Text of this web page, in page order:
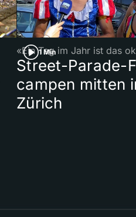
1 Min
«Ein Tag im Jahr ist das
Street-Parade-
campen mitten
Zürich